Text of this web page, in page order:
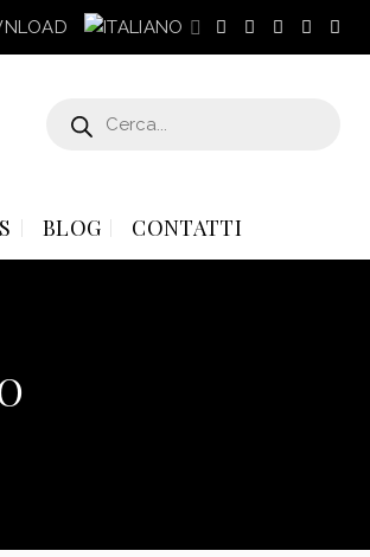
search
BLOG CONTATTI